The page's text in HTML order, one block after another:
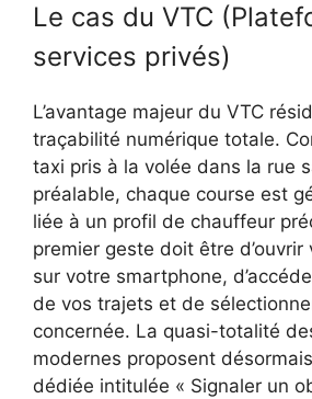
Le cas du VTC
services privés)
L’avantage majeur du VTC
traçabilité numérique totale.
taxi pris à la volée dans la rue
préalable, chaque course est
liée à un profil de chauffeur
premier geste doit être
sur votre smartphone,
de vos trajets et de
concernée. La quasi-totalité
modernes proposent
dédiée intitulée « Signaler un